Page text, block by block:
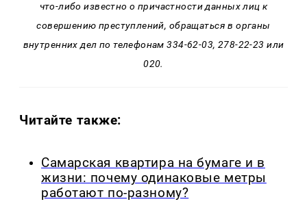
что-либо известно о причастности данных лиц к
совершению преступлений, обращаться в органы
внутренних дел по телефонам 334-62-03, 278-22-23 или
020.
Читайте также:
Самарская квартира на бумаге и в
жизни: почему одинаковые метры
работают по-разному?